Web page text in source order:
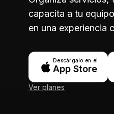
capacita a tu
en una experiencia
Descárgalo en el
App Store
Ver planes